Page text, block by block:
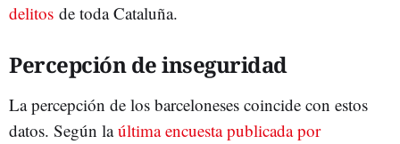
delitos de toda Cataluña.
Percepción de inseguridad
La percepción de los barceloneses coincide con estos
datos. Según laúltima encuesta publicada por